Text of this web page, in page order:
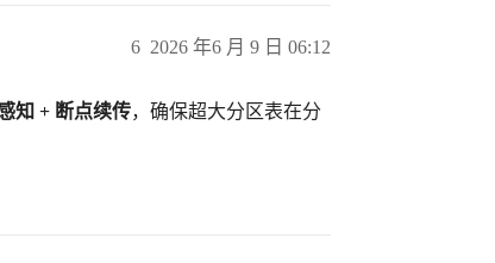
2026 年6 月 9 日 06:12
6
知 + 断点续传，确保超大分区表在分